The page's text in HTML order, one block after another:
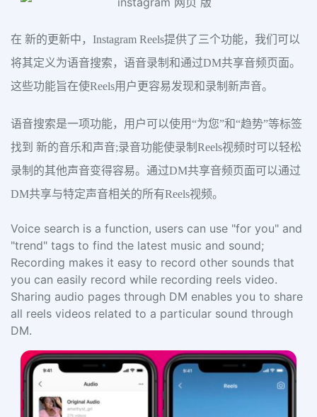
在 新的更新中，Instagram Reels提供了三个功能，我们可以
将其定义为语音搜索，语音录制和通过DM共享音频页面。
这些功能旨在使Reels用户更容易发现和录制新声音。
语音搜索是一项功能，用户可以使用“为您”和“趋势”等标签
找到 新的音乐和声音;录音功能使录制Reels视频时可以轻松
录制的其他声音变得容易。通过DM共享音频页面可以通过
DM共享与特定声音相关的所有Reels视频。
Voice search is a function, users can use "for you" and
"trend" tags to find the latest music and sound;
Recording makes it easy to record other sounds that
you can easily record while recording reels video.
Sharing audio pages through DM enables you to share
all reels videos related to a particular sound through
DM.